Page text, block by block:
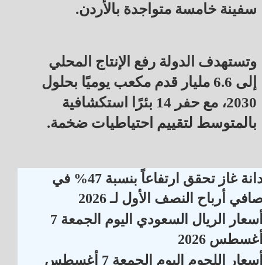
سفينة خامسة متواجدة بالأردن.
وتستهدف الدولة رفع الإنتاج المحلي
إلى 6.6 مليار قدم مكعب يوميًا بحلول
2030، مع حفر 14 بئرًا استكشافية
بالمتوسط لتقييم احتياطيات ضخمة.
دانة غاز تحقق ارتفاعاً بنسبة 47% في
أرباح النصف الأول لـ 2026
أسعار الريال السعودي اليوم الجمعة 7
2026
أسعار اللحوم اليوم الجمعة 7 أغسطس